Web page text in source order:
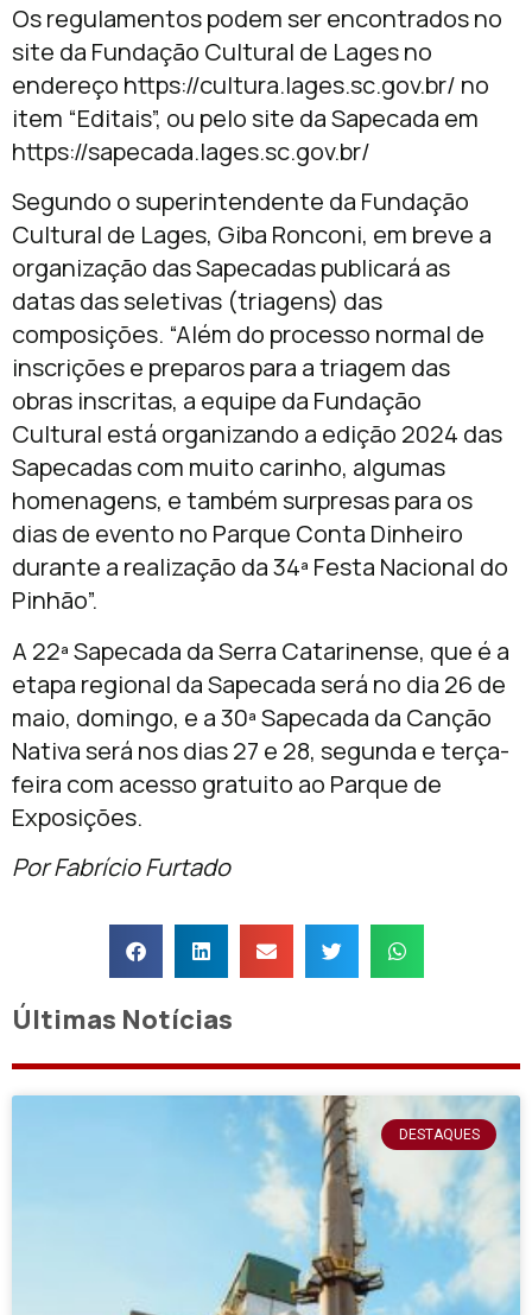
Os regulamentos podem ser encontrados no
site da Fundação Cultural de Lages no
endereço https://cultura.lages.sc.gov.br/ no
item “Editais”, ou pelo site da Sapecada em
https://sapecada.lages.sc.gov.br/
Segundo o superintendente da Fundação
Cultural de Lages, Giba Ronconi, em breve a
organização das Sapecadas publicará as
datas das seletivas (triagens) das
composições. “Além do processo normal de
inscrições e preparos para a triagem das
obras inscritas, a equipe da Fundação
Cultural está organizando a edição 2024 das
Sapecadas com muito carinho, algumas
homenagens, e também surpresas para os
dias de evento no Parque Conta Dinheiro
durante a realização da 34ª Festa Nacional do
Pinhão”.
A 22ª Sapecada da Serra Catarinense, que é a
etapa regional da Sapecada será no dia 26 de
maio, domingo, e a 30ª Sapecada da Canção
Nativa será nos dias 27 e 28, segunda e terça-
feira com acesso gratuito ao Parque de
Exposições.
Por Fabrício Furtado
Últimas Notícias
DESTAQUES